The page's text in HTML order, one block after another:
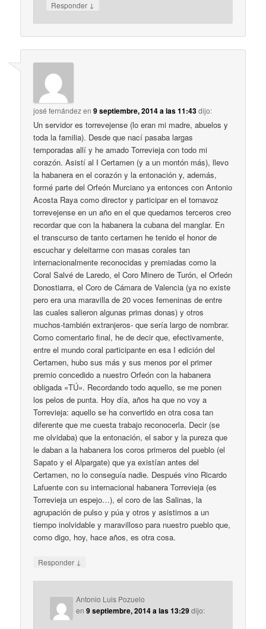
Responder ↓
josé fernándezen9 septiembre, 2014 a las 11:43dijo:
Un servidor es torrevejense (lo eran mi madre, abuelos y
toda la familia). Desde que nací pasaba largas
temporadas allí y he amado Torrevieja con todo mi
corazón. Asistí al I Certamen (y a un montón más), llevo
la habanera en el corazón y la entonación y, además,
formé parte del Orfeón Murciano ya entonces con Antonio
Acosta Raya como director y participar en el tornavoz
torrevejense en un año en el que quedamos terceros creo
recordar que con la habanera la cubana del manglar. En
el transcurso de tanto certamen he tenido el honor de
escuchar y deleitarme con masas corales tan
internacionalmente reconocidas y premiadas como la
Coral Salvé de Laredo, el Coro Minero de Turón, el Orfeón
Donostiarra, el Coro de Cámara de Valencia (ya no existe
pero era una maravilla de 20 voces femeninas de entre
las cuales salieron algunas primas donas) y otros
muchos-también extranjeros- que sería largo de nombrar.
Como comentario final, he de decir que, efectivamente,
entre el mundo coral participante en esa I edición del
Certamen, hubo sus más y sus menos por el primer
premio concedido a nuestro Orfeón con la habanera
obligada «TÚ». Recordando todo aquello, se me ponen
los pelos de punta. Hoy día, años ha que no voy a
Torrevieja: aquello se ha convertido en otra cosa tan
diferente que me cuesta trabajo reconocerla. Decir (se
me olvidaba) que la entonación, el sabor y la pureza que
le daban a la habanera los coros primeros del pueblo (el
Sapato y el Alpargate) que ya existían antes del
Certamen, no lo conseguía nadie. Después vino Ricardo
Lafuente con su internacional habanera Torrevieja (es
Torrevieja un espejo…), el coro de las Salinas, la
agrupación de pulso y púa y otros y asistimos a un
tiempo inolvidable y maravilloso para nuestro pueblo que,
como digo, hoy, hace años, es otra cosa.
Responder ↓
Antonio Luis Pozuelo
en9 septiembre, 2014 a las 13:29dijo: